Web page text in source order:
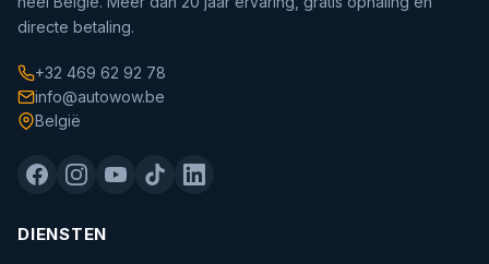
directe betaling.
+32 469 62 92 78
info@autowow.be
België
DIENSTEN